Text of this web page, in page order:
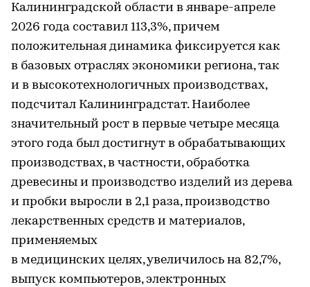
Калининградской области в январе-апреле
2026 года составил 113,3%, причем
положительная динамика фиксируется как
в базовых отраслях экономики региона, так
и в высокотехнологичных производствах,
подсчитал Калининградстат. Наиболее
значительный рост в первые четыре месяца
этого года был достигнут в обрабатывающих
производствах, в частности, обработка
древесины и производство изделий из дерева
и пробки выросли в 2,1 раза, производство
лекарственных средств и материалов,
применяемых
в медицинских целях, увеличилось на 82,7%,
выпуск компьютеров, электронных